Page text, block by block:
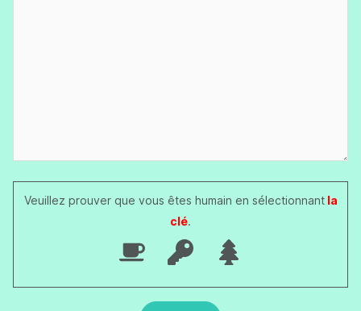
Veuillez prouver que vous êtes humain en sélectionnantla
clé.